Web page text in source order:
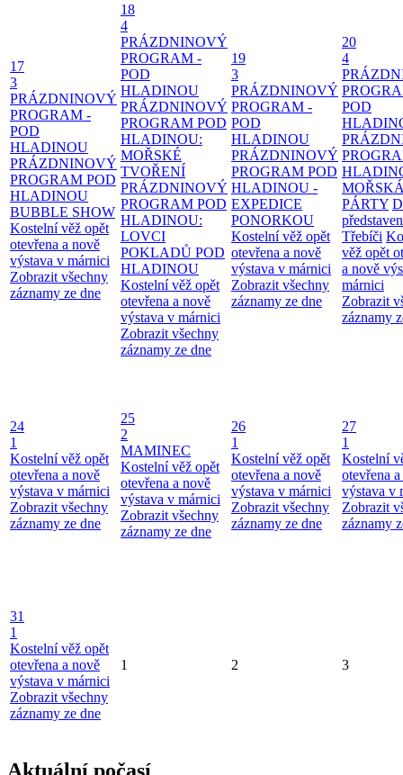
17
3
PRÁZDNINOVÝ
PROGRAM -
POD
HLADINOU
PRÁZDNINOVÝ
PROGRAM POD
HLADINOU
BUBBLE SHOW
Kostelní věž opět
otevřena a nově
výstava v márnici
Zobrazit všechny
záznamy ze dne
18
4
PRÁZDNINOVÝ
PROGRAM -
POD
HLADINOU
PRÁZDNINOVÝ
PROGRAM POD
HLADINOU:
MOŘSKÉ
TVOŘENÍ
PRÁZDNINOVÝ
PROGRAM POD
HLADINOU:
LOVCI
POKLADŮ POD
HLADINOU
Kostelní věž opět
otevřena a nově
výstava v márnici
Zobrazit všechny
záznamy ze dne
19
3
PRÁZDNINOVÝ
PROGRAM -
POD
HLADINOU
PRÁZDNINOVÝ
PROGRAM POD
HLADINOU -
EXPEDICE
PONORKOU
Kostelní věž opět
otevřena a nově
výstava v márnici
Zobrazit všechny
záznamy ze dne
20
4
POD
PÁRTY
Třebíči
věž opět
a nově
márnici
Zobrazit
záznamy
24
1
Kostelní věž opět
otevřena a nově
výstava v márnici
Zobrazit všechny
záznamy ze dne
25
2
MAMINEC
Kostelní věž opět
otevřena a nově
výstava v márnici
Zobrazit všechny
záznamy ze dne
26
1
Kostelní věž opět
otevřena a nově
výstava v márnici
Zobrazit všechny
záznamy ze dne
27
1
Kostelní
otevřena
výstava v
Zobrazit
záznamy
31
1
Kostelní věž opět
otevřena a nově
výstava v márnici
Zobrazit všechny
záznamy ze dne
1 2 3
Aktuální počasí